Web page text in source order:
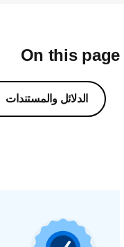
On this
الدلائل والمستندات